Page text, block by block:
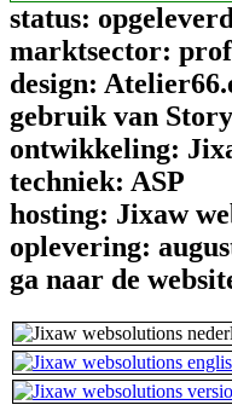
status: opgeleverd
marktsector:
design:
gebruik van
ontwikkeling:
techniek: ASP
hosting: Jixaw
oplevering:
ga naar de